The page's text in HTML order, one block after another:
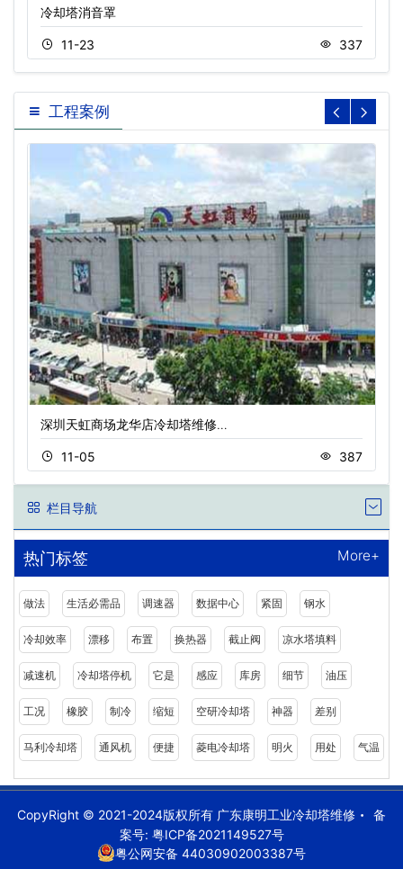
冷却塔消音罩
11-23 337
工程案例
深圳天虹商场龙华店冷却塔维修…
11-05 387
栏目导航
热门标签 More+
做法 生活必需品 调速器 数据中心 紧固 钢水
冷却效率 漂移 布置 换热器 截止阀 凉水塔填料
减速机 冷却塔停机 它是 感应 库房 细节 油压
工况 橡胶 制冷 缩短 空研冷却塔 神器 差别
马利冷却塔 通风机 便捷 菱电冷却塔 明火 用处 气温
CopyRight © 2021-2024版权所有 广东康明工业冷却塔维修
备
案号: 粤ICP备2021149527号
粤公网安备 44030902003387号